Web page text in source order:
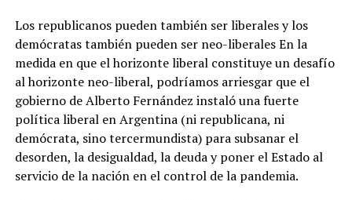
Los republicanos pueden también ser liberales y los
demócratas también pueden ser neo-liberales En la
medida en que el horizonte liberal constituye un desafío
al horizonte neo-liberal, podríamos arriesgar que el
gobierno de Alberto Fernández instaló una fuerte
política liberal en Argentina (ni republicana, ni
demócrata, sino tercermundista) para subsanar el
desorden, la desigualdad, la deuda y poner el Estado al
servicio de la nación en el control de la pandemia.